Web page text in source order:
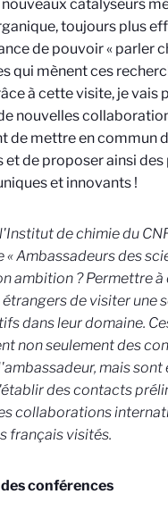
catalyseurs
toujours plus
de pouvoir « parler
qui mènent ces
à cette visite, je vais
nouvelles
de mettre en commun
et de proposer ainsi
et innovants !
l'Institut de chimie du
Ambassadeurs des
ambition ? Permettre
de visiter une
dans leur domaine.
non seulement des
mais sont
des contacts
collaborations
français visités.
conférences